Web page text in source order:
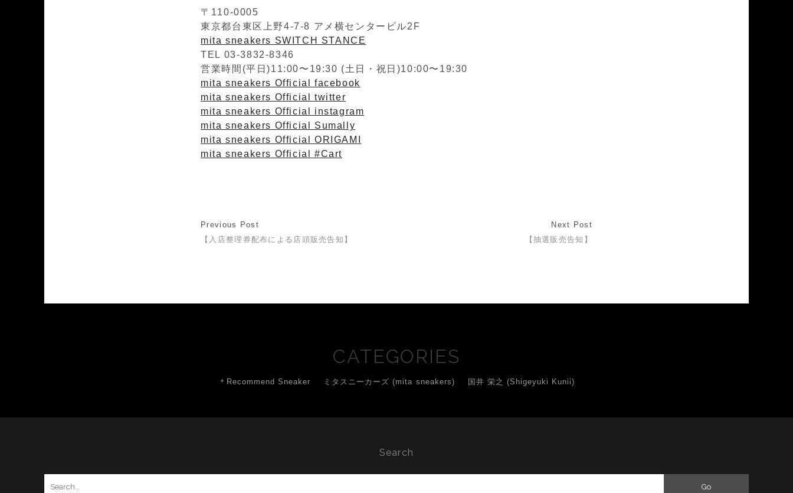
〒110-0005
東京都台東区上野4-7-8 アメ横センタービル2F
mita sneakers SWITCH STANCE
TEL 03-3832-8346
営業時間(平日)11:00〜19:30 (土日・祝日)10:00〜19:30
mita sneakers Official facebook
mita sneakers Official twitter
mita sneakers Official instagram
mita sneakers Official Sumally
mita sneakers Official ORIGAMI
mita sneakers Official #Cart
Previous Post
【入店整理券配布による店頭販売告知】
Next Post
【抽選販売告知】
CATEGORIES
＊Recommend Sneaker ミタスニーカーズ (mita sneakers) 国井 栄之 (Shigeyuki Kunii)
Search